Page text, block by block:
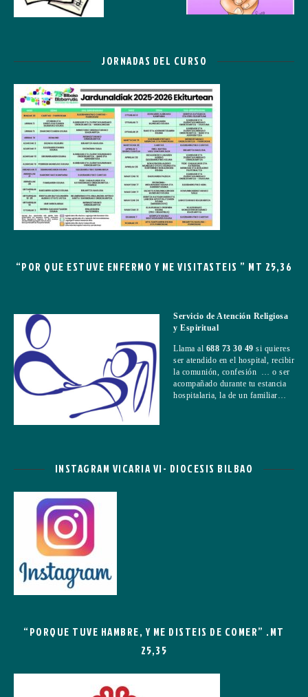
JORNADAS DEL CURSO
“POR QUE ESTUVE ENFERMO Y ME VISITASTEIS ” MT 25,36
Servicio de Atención Religiosa
y Espiritual
Llama al 688 73 30 49 si quieres
ser atendido en el hospital, recibir
la comunión, confesión … o ser
acompañado durante tu estancia
hospitalaria, la de un familiar…
INSTAGRAM VICARIA VI- DIOCESIS BILBAO
“PORQUE TUVE HAMBRE, Y ME DISTEIS DE COMER” .MT
25,35